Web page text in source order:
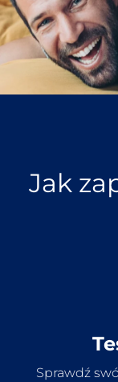
Jak
Sprawdź